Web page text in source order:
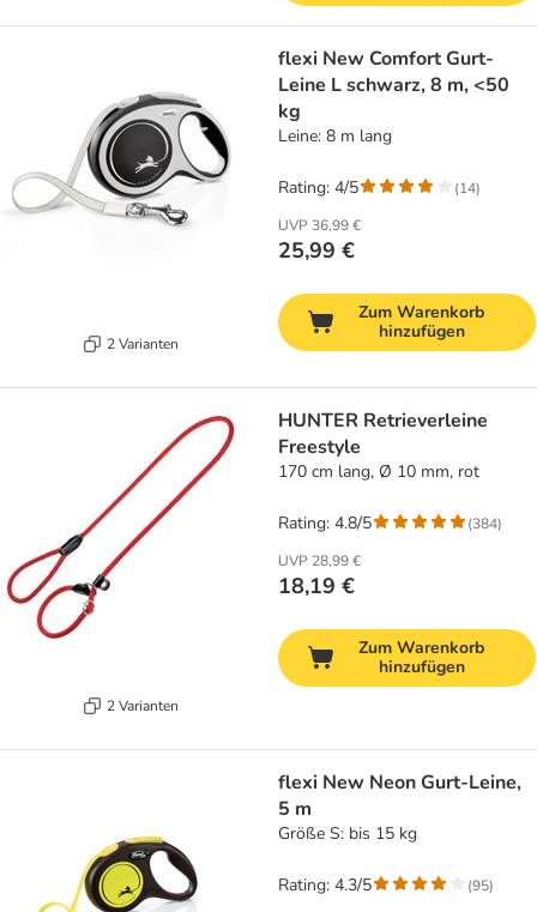
2 Varianten
flexi New Comfort Gurt-
Leine L schwarz, 8 m, <50
kg
Leine: 8 m lang
UVP 36,99 €
25,99 €
Rating: 4/5 (14)
Zum Warenkorb
hinzufügen
2 Varianten
HUNTER Retrieverleine
Freestyle
170 cm lang, Ø 10 mm, rot
UVP 28,99 €
18,19 €
Rating: 4.8/5 (384)
Zum Warenkorb
hinzufügen
flexi New Neon Gurt-Leine,
5 m
Größe S: bis 15 kg
Rating: 4.3/5 (95)